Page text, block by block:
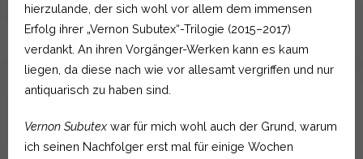
hierzulande, der sich wohl vor allem dem immensen
Erfolg ihrer „Vernon Subutex“-Trilogie (2015–2017)
verdankt. An ihren Vorgänger-Werken kann es kaum
liegen, da diese nach wie vor allesamt vergriffen und nur
antiquarisch zu haben sind.
Vernon Subutex war für mich wohl auch der Grund, warum
ich seinen Nachfolger erst mal für einige Wochen